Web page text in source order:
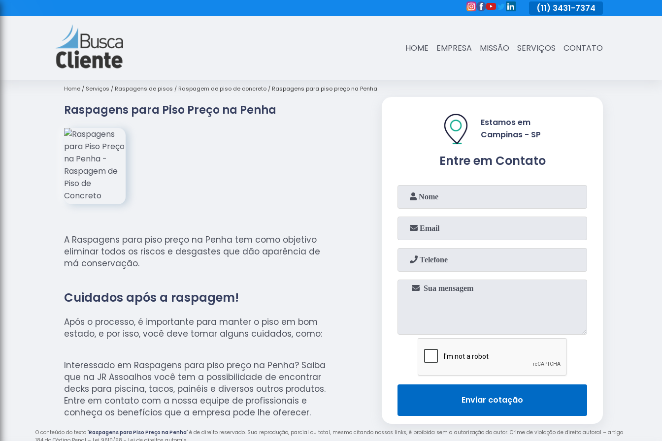
3431-7374 (11) 3431-7374
HOME EMPRESA MISSÃO SERVIÇOS CONTATO
Home Serviços Raspagens de pisos Raspagem de piso de concreto Raspagens para piso preço na Penha
Raspagens para Piso Preço na Penha
A Raspagens para piso preço na Penha tem como objetivo
eliminar todos os riscos e desgastes que dão aparência de
má conservação.
Cuidados após a raspagem!
Após o processo, é importante para manter o piso em bom
estado, e por isso, você deve tomar alguns cuidados, como:
Interessado em Raspagens para piso preço na Penha? Saiba
que na JR Assoalhos você tem a possibilidade de encontrar
decks para piscina, tacos, painéis e diversos outros produtos.
Entre em contato com a nossa equipe de profissionais e
conheça os benefícios que a empresa pode lhe oferecer.
Entre em Contato
Estamos em
Campinas - SP
Enviar cotação
O conteúdo do texto "Raspagens para Piso Preço na Penha" é de direito reservado. Sua reprodução, parcial ou total, mesmo citando nossos links, é proibida sem a autorização do autor. Crime de violação de direito autoral – artigo